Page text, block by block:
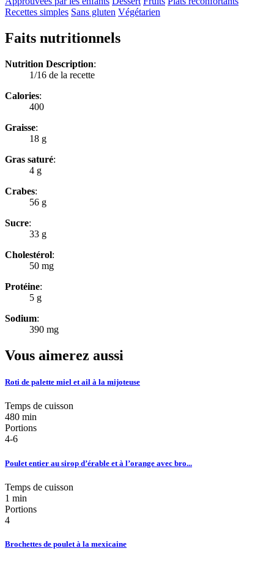
Recettes simples Sans gluten Végétarien
Faits nutritionnels
Nutrition Description:
1/16 de la recette
Calories:
400
Graisse:
18 g
Gras saturé:
4 g
Crabes:
56 g
Sucre:
33 g
Cholestérol:
50 mg
Protéine:
5 g
Sodium:
390 mg
Vous aimerez aussi
Roti de palette miel et ail à la mijoteuse
Temps de cuisson
480 min
Portions
4-6
Poulet entier au sirop d’érable et à l’orange avec bro...
Temps de cuisson
1 min
Portions
4
Brochettes de poulet à la mexicaine